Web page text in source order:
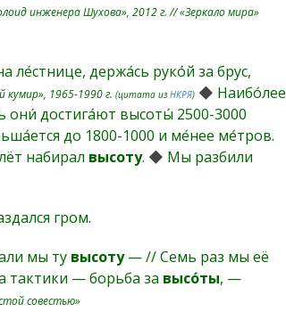
инженера Шухова», 2012 г. // «Зеркало мира»
ле́стнице, держа́сь руко́й за брус,
кумир», 1965-1990 г. (цитата из НКРЯ) ◆ Наибо́лее
достига́ют высоты́ 2500-3000
до 1800-1000 и ме́нее ме́тров.
набирал высоту. ◆ Мы разбили
гром.
мы ту высоту— // Семь раз мы её
тактики — борьба за высо́ты, —
совестью»